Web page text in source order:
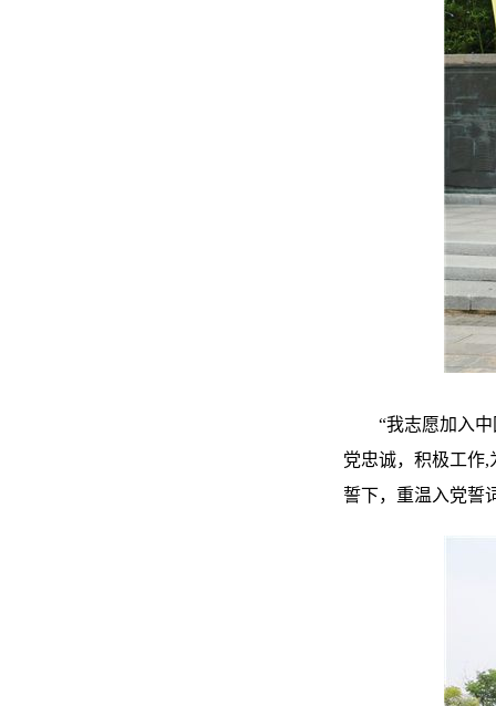
“我志愿加入
党忠诚，积极工作
誓下，重温入党誓